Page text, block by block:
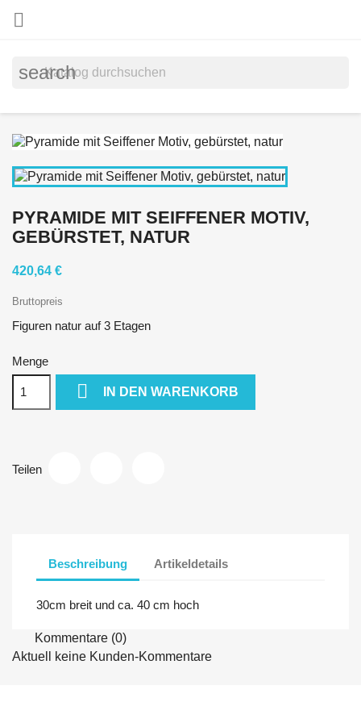

search
PYRAMIDE MIT SEIFFENER MOTIV,
GEBÜRSTET, NATUR
420,64 €
Bruttopreis
Figuren natur auf 3 Etagen
Menge
 IN DEN WARENKORB
Teilen
Beschreibung Artikeldetails
30cm breit und ca. 40 cm hoch
Kommentare (0)
Aktuell keine Kunden-Kommentare